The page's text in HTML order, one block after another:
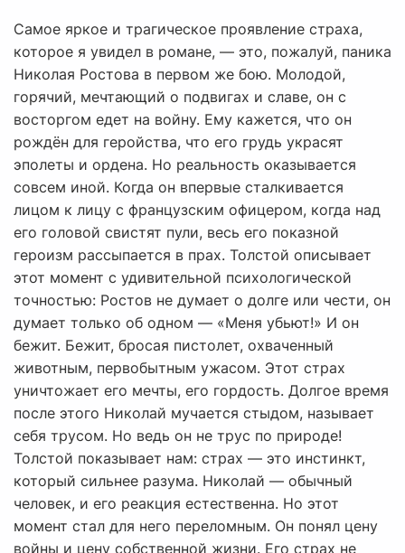
Самое яркое и трагическое проявление страха,
которое я увидел в романе, — это, пожалуй, паника
Николая Ростова в первом же бою. Молодой,
горячий, мечтающий о подвигах и славе, он с
восторгом едет на войну. Ему кажется, что он
рождён для геройства, что его грудь украсят
эполеты и ордена. Но реальность оказывается
совсем иной. Когда он впервые сталкивается
лицом к лицу с французским офицером, когда над
его головой свистят пули, весь его показной
героизм рассыпается в прах. Толстой описывает
этот момент с удивительной психологической
точностью: Ростов не думает о долге или чести, он
думает только об одном — «Меня убьют!» И он
бежит. Бежит, бросая пистолет, охваченный
животным, первобытным ужасом. Этот страх
уничтожает его мечты, его гордость. Долгое время
после этого Николай мучается стыдом, называет
себя трусом. Но ведь он не трус по природе!
Толстой показывает нам: страх — это инстинкт,
который сильнее разума. Николай — обычный
человек, и его реакция естественна. Но этот
момент стал для него переломным. Он понял цену
войны и цену собственной жизни. Его страх не